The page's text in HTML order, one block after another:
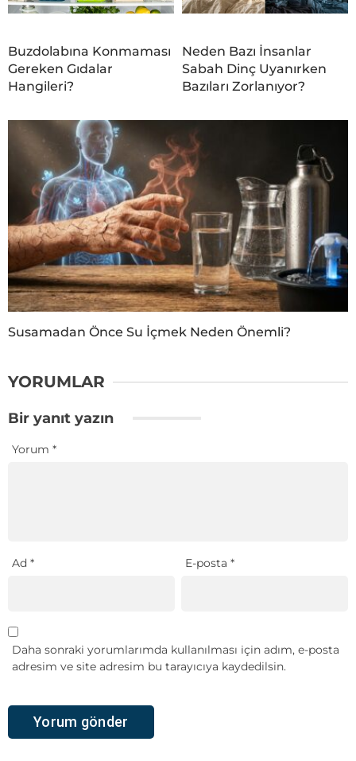
Buzdolabına Konmaması
Gereken Gıdalar
Hangileri?
Neden Bazı İnsanlar
Sabah Dinç Uyanırken
Bazıları Zorlanıyor?
Susamadan Önce Su İçmek Neden Önemli?
YORUMLAR
Bir yanıt yazın
Yorum *
Ad * E-posta*
Daha sonraki yorumlarımda kullanılması için adım, e-posta
adresim ve site adresim bu tarayıcıya kaydedilsin.